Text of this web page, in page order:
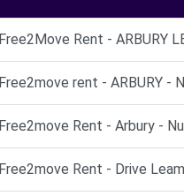
Free2Move Rent - ARBURY
Free2move rent - ARBURY -
Free2move Rent - Arbury -
Free2move Rent - Drive